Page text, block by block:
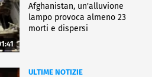
Afghanistan, un'alluvione
lampo provoca almeno 23
morti e dispersi
ULTIME NOTIZIE